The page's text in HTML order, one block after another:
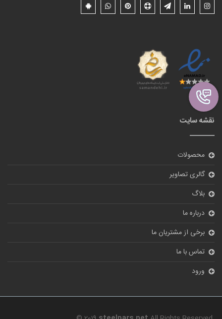
نقشه سایت
محصولات
گالری تصاویر
بلاگ
درباره ما
برخی از مشتریان ما
تماس با ما
ورود